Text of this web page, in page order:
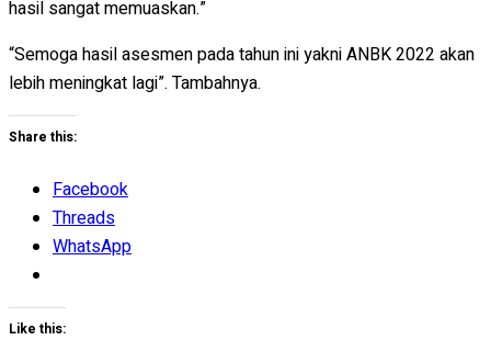
hasil sangat memuaskan.”
“Semoga hasil asesmen pada tahun ini yakni ANBK 2022 akan
lebih meningkat lagi”. Tambahnya.
Share this:
Facebook
Threads
WhatsApp
Like this: